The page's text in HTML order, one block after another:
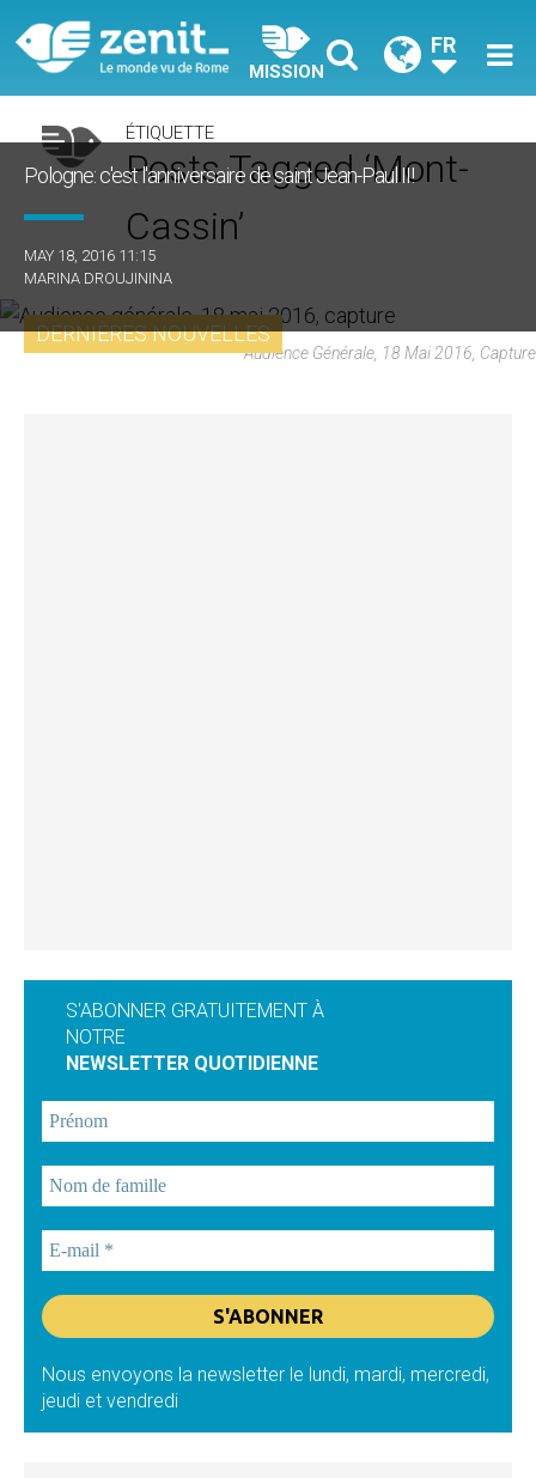
MISSION
FR
ÉTIQUETTE
Posts Tagged ‘Mont-
Cassin’
DERNIÈRES NOUVELLES
Pologne: c'est l'anniversaire de saint Jean-Paul II!
MAY 18, 2016 11:15
MARINA DROUJININA
Audience Générale, 18 Mai 2016, Capture
S'ABONNER GRATUITEMENT À
NOTRE
NEWSLETTER QUOTIDIENNE
Nous envoyons la newsletter le lundi, mardi, mercredi,
jeudi et vendredi